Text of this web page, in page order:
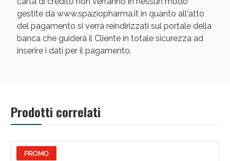
gestite da www.spaziopharma.it in quanto all'atto
del pagamento si verrà reindirizzati sul portale della
banca che guiderà il Cliente in totale sicurezza ad
inserire i dati per il pagamento.
Prodotti correlati
PROMO